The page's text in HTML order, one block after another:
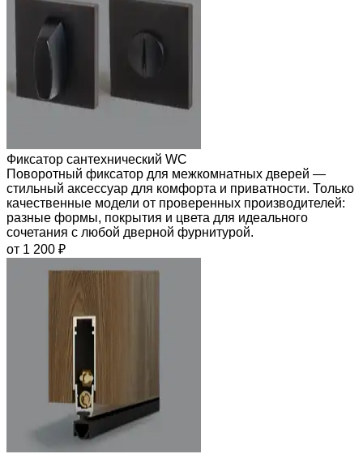
Фиксатор сантехнический WC
Поворотный фиксатор для межкомнатных дверей —
стильный аксессуар для комфорта и приватности. Только
качественные модели от проверенных производителей:
разные формы, покрытия и цвета для идеального
сочетания с любой дверной фурнитурой.
от 1 200 ₽